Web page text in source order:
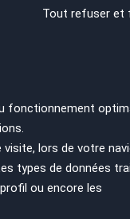
Feel 1ère main
cv
Tout refuser et
fonctionnement
lors de votre
types de données
ou encore les